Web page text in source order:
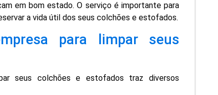
em bom estado. O serviço é importante para
a vida útil dos seus colchões e estofados.
para limpar seus
seus colchões e estofados traz diversos